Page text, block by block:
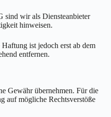
sind wir als Diensteanbieter
hinweisen.
ist jedoch erst ab dem
entfernen.
Gewähr übernehmen. Für die
auf mögliche Rechtsverstöße